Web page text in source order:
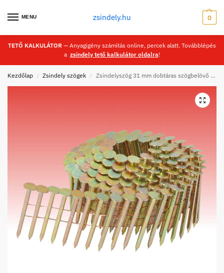
MENU zsindely.hu 0
TETŐ KALKULÁTOR — Anyagigény számítás online, percek alatt. Továbblépés
a zsindely tető kalkulátor oldalra!
Kezdőlap / Zsindely szögek / Zsindelyszög 31 mm dobtáras szögbelövő géphez